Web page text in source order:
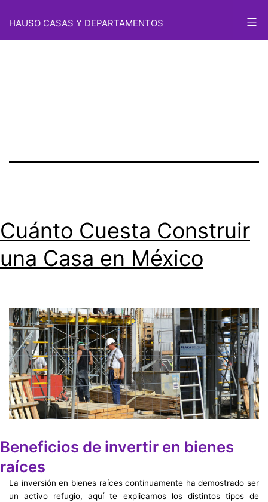
HAUSO CASAS Y DEPARTAMENTOS
Etiqueta:
Cuánto Cuesta Construir
una Casa en México
Beneficios de invertir en bienes
raíces
La inversión en bienes raíces continuamente ha demostrado ser
un activo refugio, aquí te explicamos los distintos tipos de